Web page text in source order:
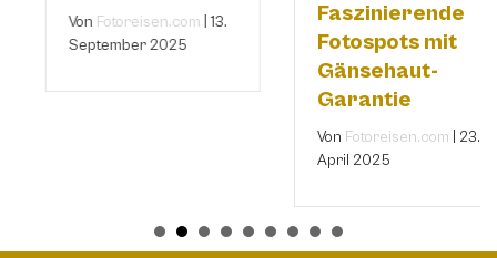
VonFotoreisen.com|13.
September 2025
Faszinierende
Fotospots mit
Gänsehaut-
Garantie
VonFotoreisen.com|23.
April 2025